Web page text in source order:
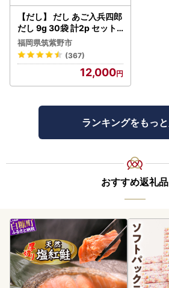
【だし】 だし あご入兵四郎
だし 9g 30袋 計2p セット
21760217
福岡県筑紫野市
(367)
12,000
ランキングをもっ
おすすめ返礼品